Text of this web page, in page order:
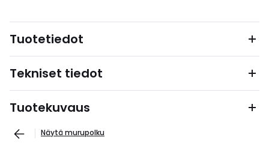
Tuotetiedot
Tekniset tiedot
Tuotekuvaus
Näytä murupolku